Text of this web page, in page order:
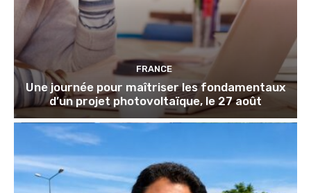
FRANCE
Une journée pour maîtriser les fondamentaux
d’un projet photovoltaïque, le 27 août